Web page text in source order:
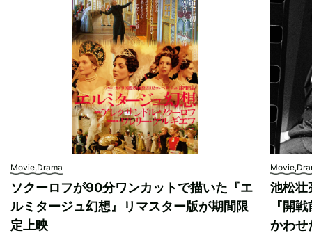
Movie,Drama
ソクーロフが90分ワンカットで描いた『エ
ルミタージュ幻想』リマスター版が期間限
定上映
池松壮
『開
かわせ